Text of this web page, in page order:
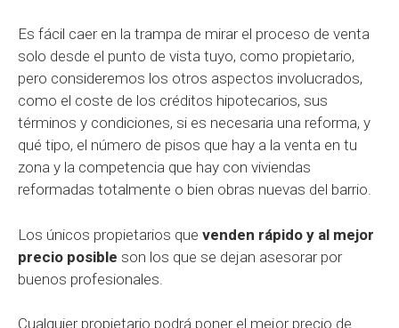
Es fácil caer en la trampa de mirar el proceso de venta
solo desde el punto de vista tuyo, como propietario,
pero consideremos los otros aspectos involucrados,
como el coste de los créditos hipotecarios, sus
términos y condiciones, si es necesaria una reforma, y
qué tipo, el número de pisos que hay a la venta en tu
zona y la competencia que hay con viviendas
reformadas totalmente o bien obras nuevas del barrio.
Los únicos propietarios que venden rápido y al mejor
precio posible son los que se dejan asesorar por
buenos profesionales.
Cualquier propietario podrá poner el mejor precio de